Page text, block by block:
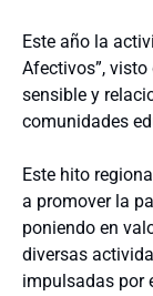
Este año la
Afectivos”,
sensible y
comunidades
Este hito
a promover la
poniendo en
diversas
impulsadas por